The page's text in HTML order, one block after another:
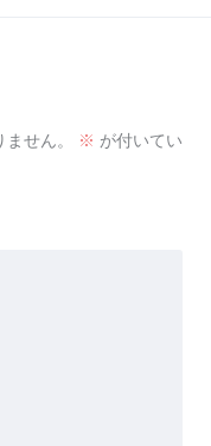
せん。 ※ が付いてい